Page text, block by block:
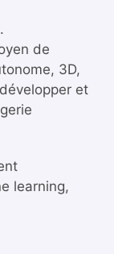
de
3D,
et
learning,